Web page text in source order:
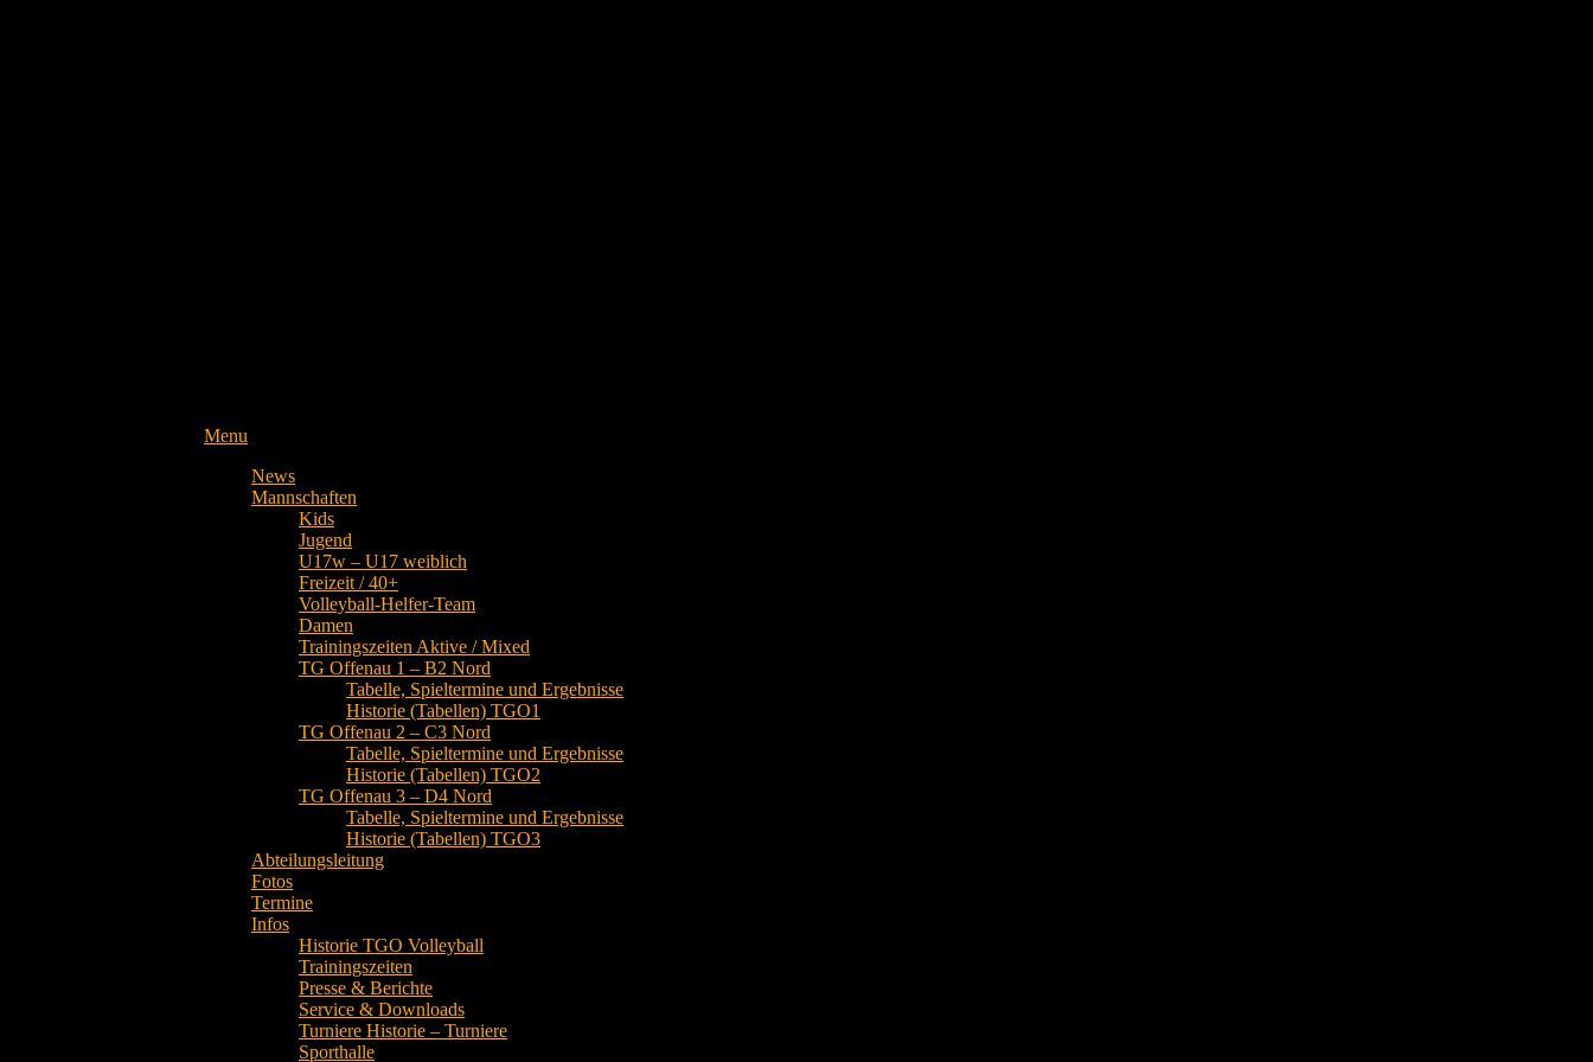
Menu
News
Mannschaften
Kids
Jugend
U17w – U17 weiblich
Freizeit / 40+
Volleyball-Helfer-Team
Damen
Trainingszeiten Aktive / Mixed
TG Offenau 1 – B2 Nord
Tabelle, Spieltermine und Ergebnisse
Historie (Tabellen) TGO1
TG Offenau 2 – C3 Nord
Tabelle, Spieltermine und Ergebnisse
Historie (Tabellen) TGO2
TG Offenau 3 – D4 Nord
Tabelle, Spieltermine und Ergebnisse
Historie (Tabellen) TGO3
Abteilungsleitung
Fotos
Termine
Infos
Historie TGO Volleyball
Trainingszeiten
Presse & Berichte
Service & Downloads
Turniere Historie – Turniere
Sporthalle